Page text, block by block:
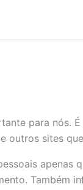
para nós.
outros sites
apenas
Também